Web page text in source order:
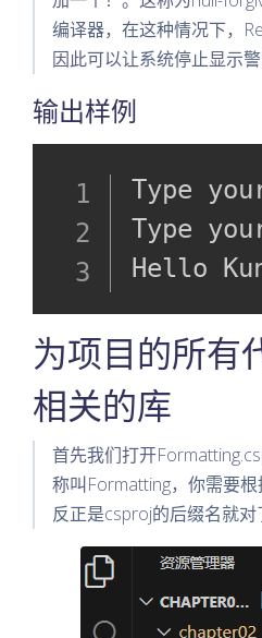
编译器，在这种情况下，
因此可以让系统停止显示警
输出样例
Type
Type
Hello
为项目的所有
相关的库
首先我们打开
称叫Formatting，你需要根
反正是csproj的后缀名就对